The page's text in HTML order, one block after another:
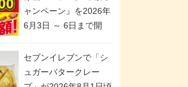
ャンペーン』を2026年
6月3日 ～ 6日まで開
などが「揚げ物スーパ
ーセール」でお得に! 各
日16:00 ～ 20:00の4時
セブンイレブンで「シ
ュガーバタークレー